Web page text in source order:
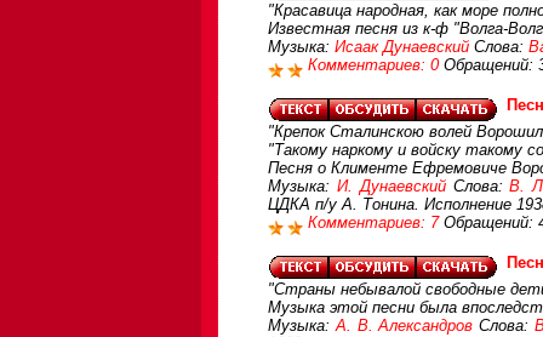
"Красавица народная, как море
Известная песня из к-ф "Волга-
Музыка: Исаак Дунаевский Слова:
Комментариев: 0 Обращений:
"Крепок Сталинскою волей
"Такому наркому и войску такому
Песня о Клименте Ефремовиче
Музыка: И. ДунаевскийСлова:В.
ЦДКА п/у А. Тонина. Исполнение
Комментариев: 7 Обращений:
"Страны небывалой свободные
Музыка этой песни была
Музыка:А. В. Александров Слова: